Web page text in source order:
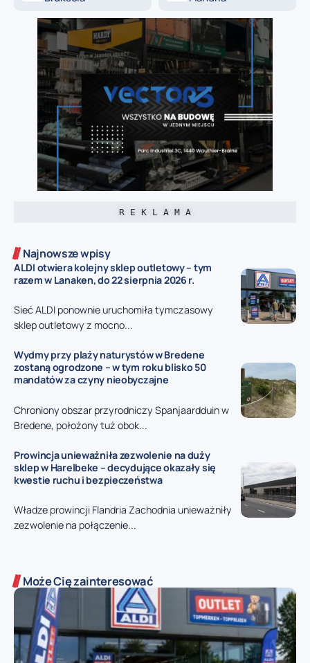
R E K L A M A
Najnowsze wpisy
ALDI otwiera kolejny sklep outletowy – tym
razem w Lanaken, do 22 sierpnia 2026 r.
Sieć ALDI ponownie uruchomiła tymczasowy
sklep outletowy z mocno...
Wydmy przy plaży naturystów w Bredene
zostaną ogrodzone – w tym roku blisko 50
mandatów za czyny nieobyczajne
Chroniony obszar przyrodniczy Spanjaardduin w
Bredene, położony tuż obok...
Prowincja unieważniła zezwolenie na duży
sklep w Harelbeke – decydujące okazały się
kwestie ruchu i bezpieczeństwa
Władze prowincji Flandria Zachodnia unieważniły
zezwolenie na połączenie...
Może Cię zainteresować